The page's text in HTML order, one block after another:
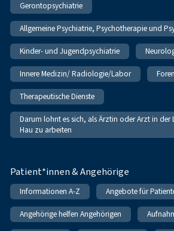
Gerontopsychiatrie
Allgemeine Psychiatrie, Psychotherapie und
Kinder- und Jugendpsychiatrie
Innere Medizin/ Radiologie/Labor
Therapeutische Dienste
Darum lohnt es sich, als Ärztin oder Arzt in der
Hau zu arbeiten
Patient*innen & Angehörige
Informationen A-Z Angebote für
Angehörige helfen Angehörigen